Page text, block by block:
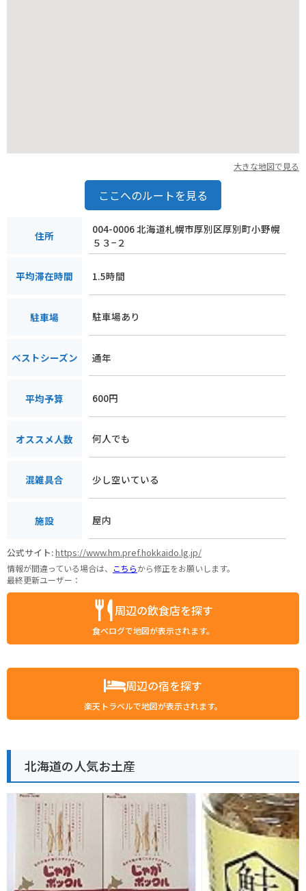
大きな地図で見る
ここへのルートを見る
住所
004-0006 北海道札幌市厚別区厚別町小野幌
５３−２
平均滞在時間 1.5時間
駐車場 駐車場あり
ベストシーズン 通年
平均予算 600円
オススメ人数 何人でも
混雑具合 少し空いている
施設 屋内
公式サイト:https://www.hm.pref.hokkaido.lg.jp/
情報が間違っている場合は、 こちらから修正をお願いします。
最終更新ユーザー：
周辺の飲食店を探す
食べログで地図が表示されます。
周辺の宿を探す
楽天トラベルで地図が表示されます。
北海道の人気お土産